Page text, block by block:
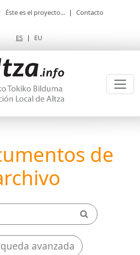
Éste es el proyecto... | Contacto
ES | EU
de
avanzada